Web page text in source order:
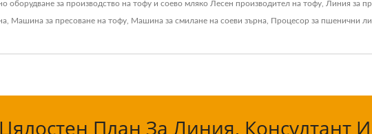
оборудване за производство на тофу и соево мляко Лесен производител на тофу Линия за
Машина за пресоване на тофу Машина за смилане на соеви зърна Процесор за пшенични
План За Линия, Консултант И